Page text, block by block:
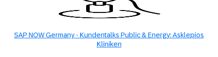
SAP NOW Germany - Kundentalks Public & Energy: Asklepios
Kliniken